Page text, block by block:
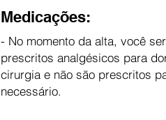
Medicações:
- No momento da alta, você
prescritos analgésicos para
cirurgia e não são prescritos
necessário.